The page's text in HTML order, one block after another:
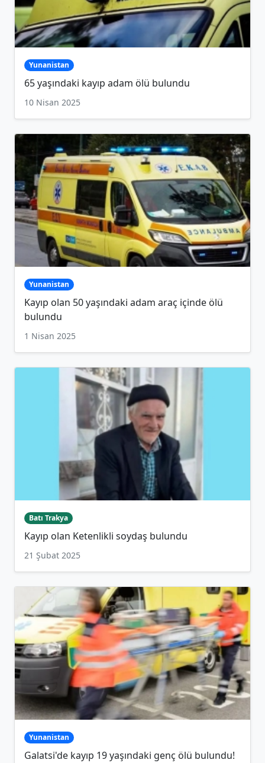
Yunanistan
65 yaşındaki kayıp adam ölü bulundu
10 Nisan 2025
Yunanistan
Kayıp olan 50 yaşındaki adam araç içinde ölü
bulundu
1 Nisan 2025
Batı Trakya
Kayıp olan Ketenlikli soydaş bulundu
21 Şubat 2025
Yunanistan
Galatsi'de kayıp 19 yaşındaki genç ölü bulundu!